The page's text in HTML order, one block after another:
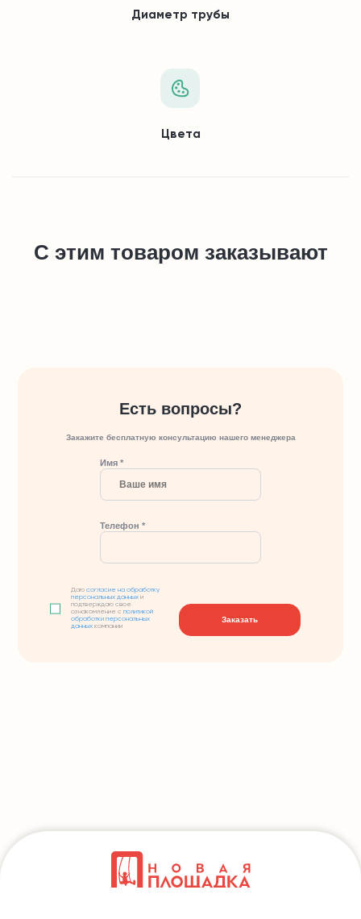
Диаметр трубы
Цвета
С этим товаром заказывают
Есть вопросы?
Закажите бесплатную консультацию нашего менеджера
Имя *
Телефон *
Даюсогласие на обработку
персональных данных и
подтверждаю свое
ознакомление сполитикой
обработки персональных
данных компании
Заказать